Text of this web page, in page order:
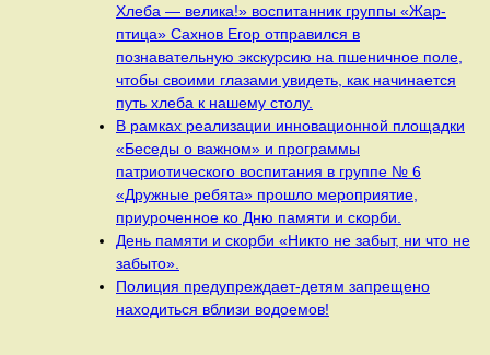
Хлеба — велика!» воспитанник группы «Жар-
птица» Сахнов Егор отправился в
познавательную экскурсию на пшеничное поле,
чтобы своими глазами увидеть, как начинается
путь хлеба к нашему столу.
В рамках реализации инновационной площадки
«Беседы о важном» и программы
патриотического воспитания в группе № 6
«Дружные ребята» прошло мероприятие,
приуроченное ко Дню памяти и скорби.
День памяти и скорби «Никто не забыт, ни что не
забыто».
Полиция предупреждает-детям запрещено
находиться вблизи водоемов!